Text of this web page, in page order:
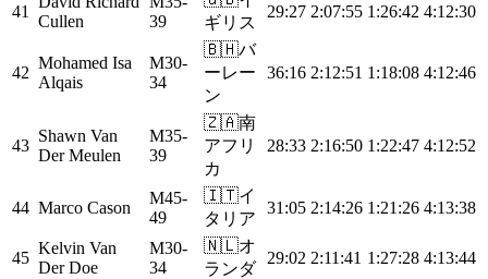
41
Cullen
39
ギリス
29:27 2:07:55 1:26:42 4:12:30
42
Mohamed Isa
Alqais
M30-
34
🇧🇭バ
ーレー
ン
36:16 2:12:51 1:18:08 4:12:46
43
Shawn Van
Der Meulen
M35-
39
🇿🇦南
アフリ
カ
28:33 2:16:50 1:22:47 4:12:52
44 Marco Cason
M45-
49
🇮🇹イ
タリア
31:05 2:14:26 1:21:26 4:13:38
45
Kelvin Van
Der Doe
M30-
34
🇳🇱オ
ランダ
29:02 2:11:41 1:27:28 4:13:44